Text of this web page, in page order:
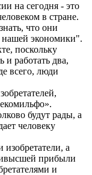
на сегодня - это
в стране.
что они
нашей экономики".
поскольку
и работать два,
всего, люди
».
будут рады, а
человеку
а
прибыли
и